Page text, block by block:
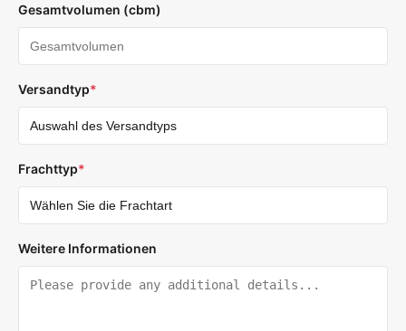
Gesamtvolumen (cbm)
Versandtyp*
Frachttyp*
Weitere Informationen